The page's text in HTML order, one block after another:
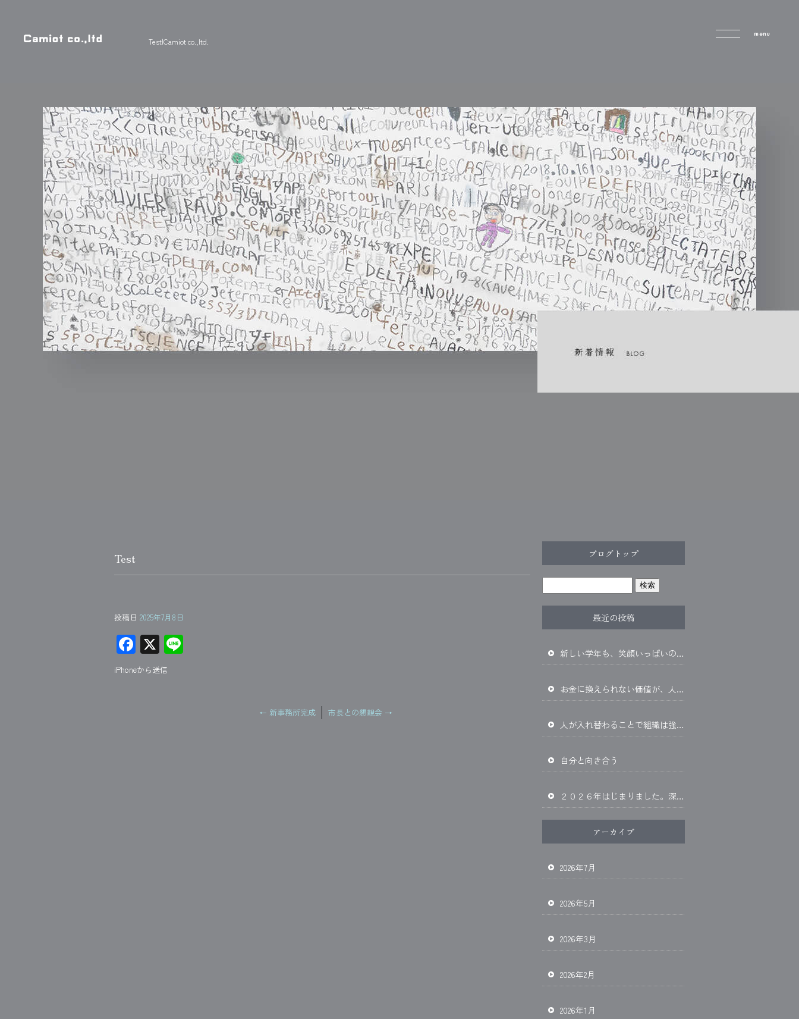
Test|Camiot co.,ltd.
Test
投稿日 2025年7月8日
F
ac
e
X
iPhoneから送信
← 新事務所完成 市長との懇親会 →
ブログトップ
最近の投稿
新しい学年も、笑顔いっぱいの一年になりますように
お金に換えられない価値が、人生を豊かにする
人が入れ替わることで組織は強くなる
自分と向き合う
２０２６年はじまりました。深呼吸して、まず一歩
アーカイブ
2026年7月
2026年5月
2026年3月
2026年2月
2026年1月